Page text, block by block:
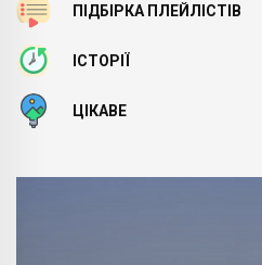
ПІДБІРКА ПЛЕЙЛІСТІВ
ІСТОРІЇ
ЦІКАВЕ